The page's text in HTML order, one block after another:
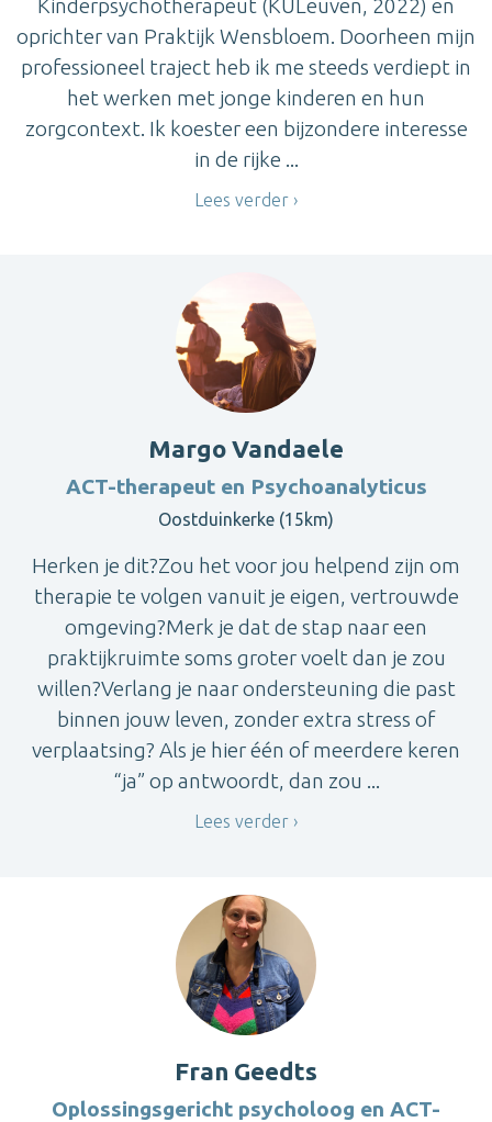
Kinderpsychotherapeut (KULeuven, 2022) en
oprichter van Praktijk Wensbloem. Doorheen mijn
professioneel traject heb ik me steeds verdiept in
het werken met jonge kinderen en hun
zorgcontext. Ik koester een bijzondere interesse
in de rijke ...
Lees verder
Margo Vandaele
ACT-therapeut en Psychoanalyticus
Oostduinkerke (15km)
Herken je dit?Zou het voor jou helpend zijn om
therapie te volgen vanuit je eigen, vertrouwde
omgeving?Merk je dat de stap naar een
praktijkruimte soms groter voelt dan je zou
willen?Verlang je naar ondersteuning die past
binnen jouw leven, zonder extra stress of
verplaatsing? Als je hier één of meerdere keren
“ja” op antwoordt, dan zou ...
Lees verder
Fran Geedts
Oplossingsgericht psycholoog en ACT-